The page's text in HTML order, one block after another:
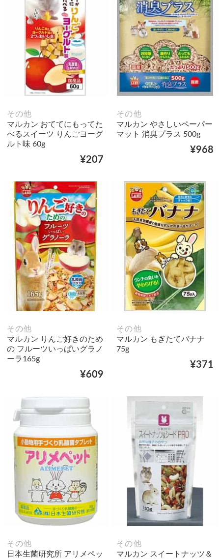
その他
マルカン おててにもってた
べるスイーツ りんごヨーグ
ルト味 60g
¥207
その他
マルカン やさしいペーパー
マット 消臭プラス 500g
¥968
その他
マルカン りんご好きのため
の フルーツいっぱいグラノ
ーラ165g
¥609
その他
マルカン もぎたてバナナ
75g
¥371
その他
日本生菌研究所 アリメペッ
その他
マルカン スイートナッツ＆